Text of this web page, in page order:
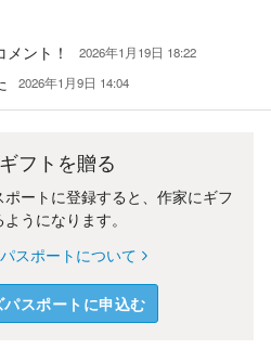
ント！ 2026年1月19日 18:22
2026年1月9日 14:04
フトを贈る
ートに登録すると、作家にギフ
ようになります。
スポートについて
スポートに申込む